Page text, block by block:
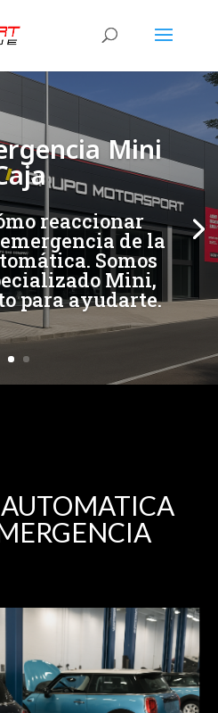
Mini
reaccionar
de la
Somos
Mini,
para ayudarte.